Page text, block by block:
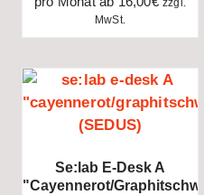
zzgl.
MwSt.
Se:lab E-Desk A
"cayennerot/